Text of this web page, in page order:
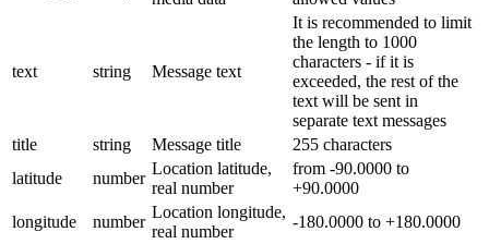
text string Message text
It is recommended to limit
the length to 1000
characters - if it is
exceeded, the rest of the
text will be sent in
separate text messages
title
string Message title
255 characters
latitude
number
Location latitude,
real number
from -90.0000 to
+90.0000
longitude
number
Location longitude,
real number
-180.0000 to +180.0000